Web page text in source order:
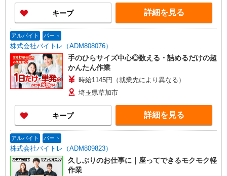
キープ 詳細を見る
アルバイト パート
株式会社バイトレ（ADM808076）
手のひらサイズ中心◎数える・詰めるだけの超
かんたん作業
時給1145円（就業先により異なる）
埼玉県草加市
キープ 詳細を見る
アルバイト パート
株式会社バイトレ（ADM809823）
久しぶりのお仕事に｜座ってできるモクモク軽
作業